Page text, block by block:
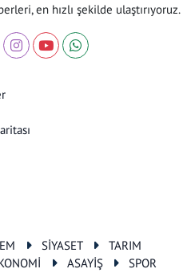
en hızlı şekilde ulaştırıyoruz.
SİYASET
TARIM
ASAYİŞ
SPOR